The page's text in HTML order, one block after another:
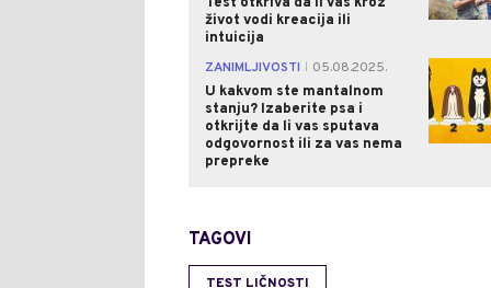
život vodi kreacija ili
intuicija
ZANIMLJIVOSTI
05.08.2025.
U kakvom ste mantalnom
stanju? Izaberite psa i
otkrijte da li vas sputava
odgovornost ili za vas nema
prepreke
TAGOVI
TEST LIČNOSTI